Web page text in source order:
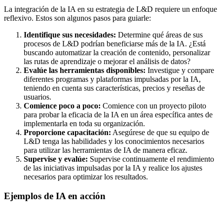
La integración de la IA en su estrategia de L&D requiere un enfoque
reflexivo. Estos son algunos pasos para guiarle:
Identifique sus necesidades: Determine qué áreas de sus
procesos de L&D podrían beneficiarse más de la IA. ¿Está
buscando automatizar la creación de contenido, personalizar
las rutas de aprendizaje o mejorar el análisis de datos?
Evalúe las herramientas disponibles: Investigue y compare
diferentes programas y plataformas impulsadas por la IA,
teniendo en cuenta sus características, precios y reseñas de
usuarios.
Comience poco a poco: Comience con un proyecto piloto
para probar la eficacia de la IA en un área específica antes de
implementarla en toda su organización.
Proporcione capacitación: Asegúrese de que su equipo de
L&D tenga las habilidades y los conocimientos necesarios
para utilizar las herramientas de IA de manera eficaz.
Supervise y evalúe: Supervise continuamente el rendimiento
de las iniciativas impulsadas por la IA y realice los ajustes
necesarios para optimizar los resultados.
Ejemplos de IA en acción